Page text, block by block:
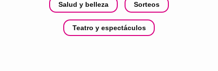
Salud y belleza Sorteos
Teatro y espectáculos